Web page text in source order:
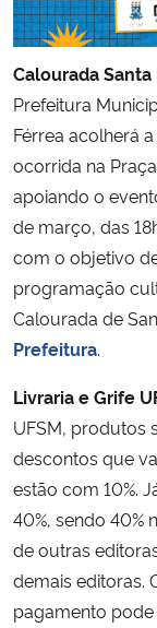
Calourada Santa
Prefeitura
Férrea acolherá
ocorrida na
apoiando o
de março, das
com o objetivo
programação
Calourada de
Prefeitura.
Livraria e Grife
UFSM, produtos
descontos que
estão com 10%.
40%, sendo 40%
de outras
demais editoras.
pagamento